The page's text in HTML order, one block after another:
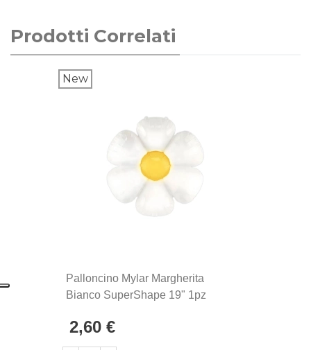
Costruito secondo rigorosi standard qualitativi, può
essere gonfiato ad aria o elio.
Prodotti Correlati
New
Palloncino Mylar Margherita
Bianco SuperShape 19" 1pz
2,60 €